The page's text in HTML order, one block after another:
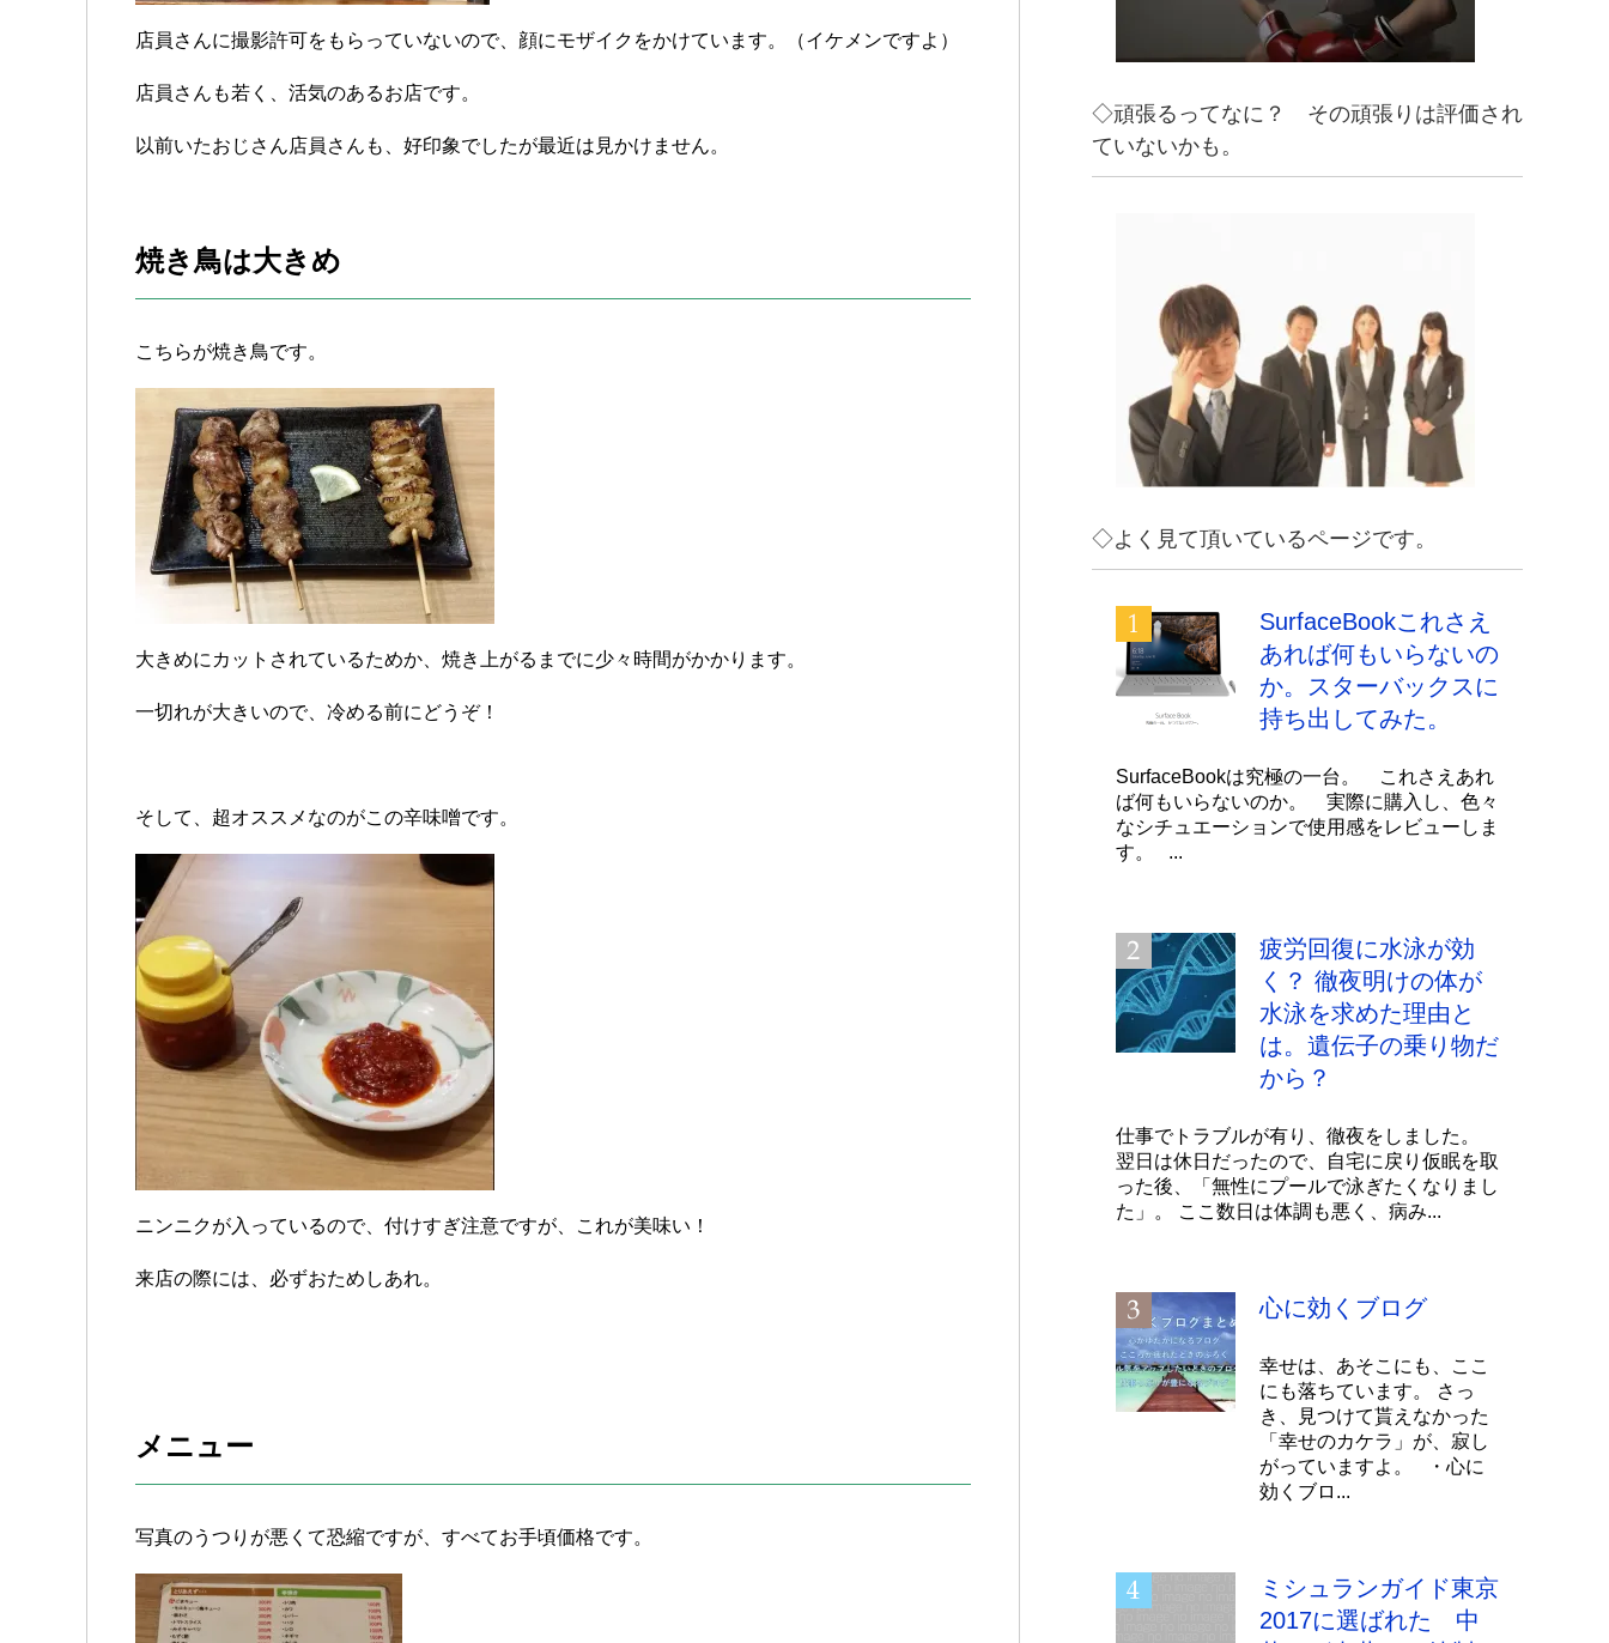
店員さんに撮影許可をもらっていないので、顔にモザイクをかけています。（イケメンですよ）
店員さんも若く、活気のあるお店です。
以前いたおじさん店員さんも、好印象でしたが最近は見かけません。
焼き鳥は大きめ
こちらが焼き鳥です。
大きめにカットされているためか、焼き上がるまでに少々時間がかかります。
一切れが大きいので、冷める前にどうぞ！
そして、超オススメなのがこの辛味噌です。
ニンニクが入っているので、付けすぎ注意ですが、これが美味い！
来店の際には、必ずおためしあれ。
メニュー
写真のうつりが悪くて恐縮ですが、すべてお手頃価格です。
◇頑張るってなに？ その頑張りは評価され
ていないかも。
◇よく見て頂いているページです。
SurfaceBookこれさえ
あれば何もいらないの
か。スターバックスに
持ち出してみた。
SurfaceBookは究極の一台。 これさえあれ
ば何もいらないのか。 実際に購入し、色々
なシチュエーションで使用感をレビューしま
す。 ...
疲労回復に水泳が効
く？ 徹夜明けの体が
水泳を求めた理由と
は。遺伝子の乗り物だ
から？
仕事でトラブルが有り、徹夜をしました。
翌日は休日だったので、自宅に戻り仮眠を取
った後、「無性にプールで泳ぎたくなりまし
た」。 ここ数日は体調も悪く、病み...
心に効くブログ
幸せは、あそこにも、ここ
にも落ちています。 さっ
き、見つけて貰えなかった
「幸せのカケラ」が、寂し
がっていますよ。 ・心に
効くブロ...
ミシュランガイド東京
2017に選ばれた 中